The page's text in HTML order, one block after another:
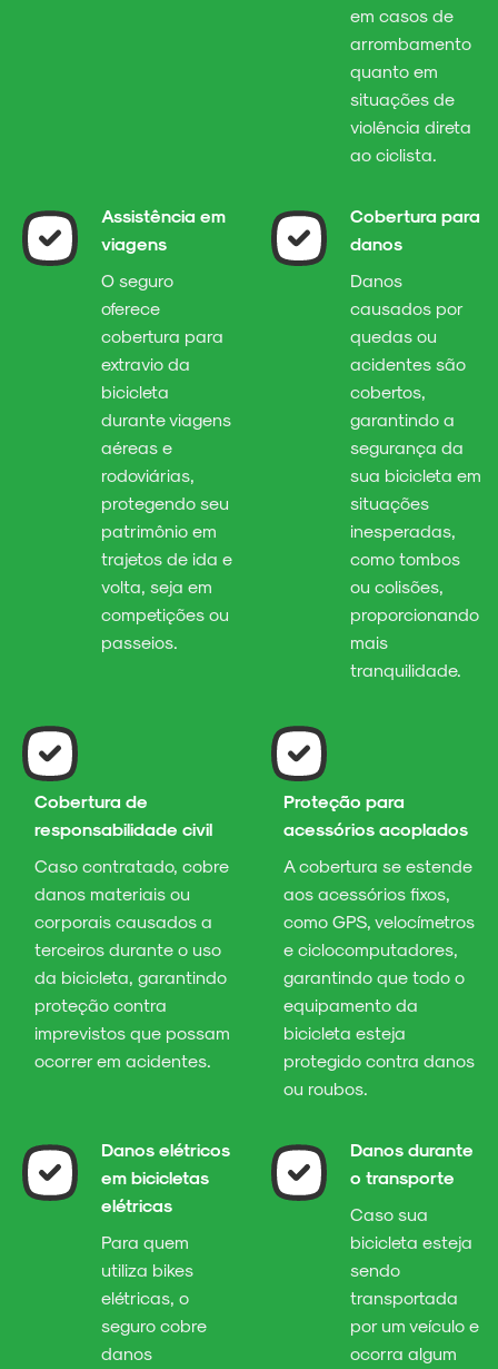
em casos de
arrombamento
quanto em
situações de
violência direta
ao ciclista.
Assistência em
viagens
O seguro
oferece
cobertura para
extravio da
bicicleta
durante viagens
aéreas e
rodoviárias,
protegendo seu
patrimônio em
trajetos de ida e
volta, seja em
competições ou
passeios.
Cobertura para
danos
Danos
causados por
quedas ou
acidentes são
cobertos,
garantindo a
segurança da
sua bicicleta em
situações
inesperadas,
como tombos
ou colisões,
proporcionando
mais
tranquilidade.
Cobertura de
responsabilidade civil
Caso contratado, cobre
danos materiais ou
corporais causados a
terceiros durante o uso
da bicicleta, garantindo
proteção contra
imprevistos que possam
ocorrer em acidentes.
Proteção para
acessórios acoplados
A cobertura se estende
aos acessórios fixos,
como GPS, velocímetros
e ciclocomputadores,
garantindo que todo o
equipamento da
bicicleta esteja
protegido contra danos
ou roubos.
Danos elétricos
em bicicletas
elétricas
Para quem
utiliza bikes
elétricas, o
seguro cobre
danos
Danos durante
o transporte
Caso sua
bicicleta esteja
sendo
transportada
por um veículo e
ocorra algum